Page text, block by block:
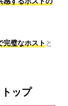
完璧なホストと
ップ